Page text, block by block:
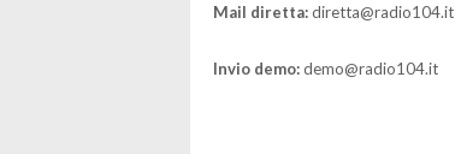
Mail diretta:diretta@radio104.it
Invio demo:demo@radio104.it